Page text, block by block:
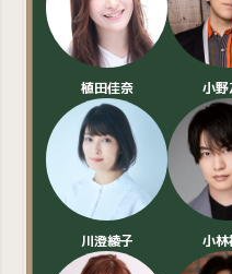
植田佳奈 小
川澄綾子 小